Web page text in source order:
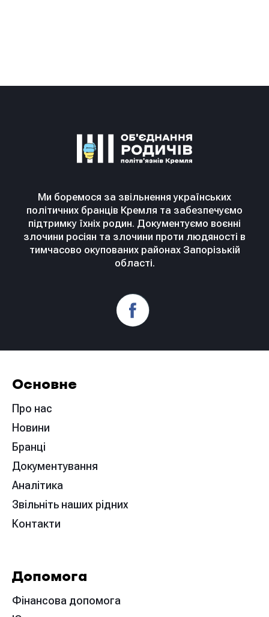
Ми боремося за звільнення українських
політичних бранців Кремля та забезпечуємо
підтримку їхніх родин. Документуємо воєнні
злочини росіян та злочини проти людяності в
тимчасово окупованих районах Запорізькій
області.
Основне
Про нас
Новини
Бранці
Документування
Аналітика
Звільніть наших рідних
Контакти
Допомога
Фінансова допомога